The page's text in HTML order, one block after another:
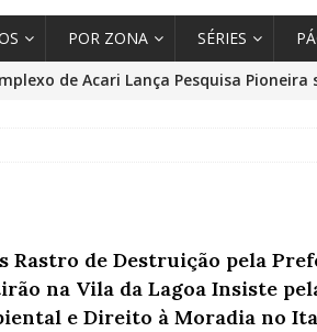
POR ZONA SÉRIES
de Acari Lança Pesquisa Pioneira
Cidades
*DESTAQUE
Começou com uma Praça em Ramos
Rastro de Destruição pela
na Vila da Lagoa Insiste
e Direito à Moradia no